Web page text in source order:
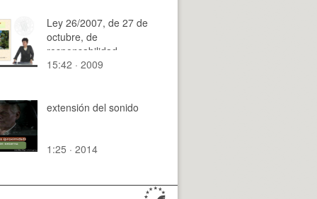
Ley 26/2007, de 27 de
octubre, de
responsabilidad
ambiental - Parte I
15:42 · 2009
extensión del sonido
1:25 · 2014